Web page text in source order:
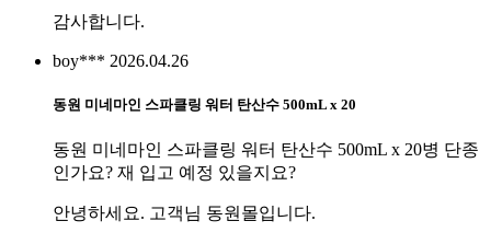
감사합니다.
boy*** 2026.04.26
동원 미네마인 스파클링 워터 탄산수 500mL x 20
동원 미네마인 스파클링 워터 탄산수 500mL x 20병 단종
인가요? 재 입고 예정 있을지요?
안녕하세요. 고객님 동원몰입니다.